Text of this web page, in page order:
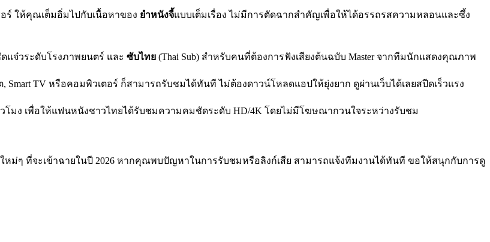
ร์ ให้คุณเต็มอิ่มไปกับเนื้อหาของ ยำหนังจี้แบบเต็มเรื่อง ไม่มีการตัดฉากสำคัญเพื่อให้ได้อรรถรสความหลอนและซึ้ง
ดแจ๋วระดับโรงภาพยนตร์ และ ซับไทย (Thai Sub) สำหรับคนที่ต้องการฟังเสียงต้นฉบับ Master จากทีมนักแสดงคุณภาพ
, Smart TV หรือคอมพิวเตอร์ ก็สามารถรับชมได้ทันที ไม่ต้องดาวน์โหลดแอปให้ยุ่งยาก ดูผ่านเว็บได้เลยสปีดเร็วแรง
โมง เพื่อให้แฟนหนังชาวไทยได้รับชมความคมชัดระดับ HD/4K โดยไม่มีโฆษณากวนใจระหว่างรับชม
หม่ๆ ที่จะเข้าฉายในปี 2026 หากคุณพบปัญหาในการรับชมหรือลิงก์เสีย สามารถแจ้งทีมงานได้ทันที ขอให้สนุกกับการดู